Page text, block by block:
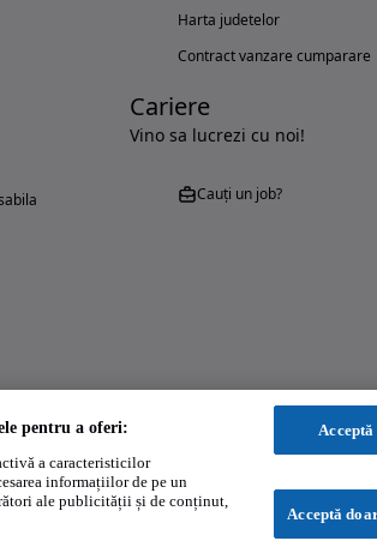
Harta judetelor
Contract vanzare cumparare
Cariere
Vino sa lucrezi cu noi!
Cauți un job?
pentru a oferi:
a caracteristicilor
informațiilor de pe un
ale publicității și de conținut,
Acceptă
Acceptă